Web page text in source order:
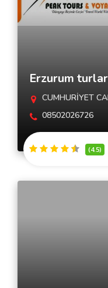
Erzurum
CUMHURİYET
08502026726
(4.5)